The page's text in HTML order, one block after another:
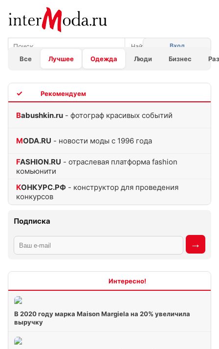
Все Лучшее Одежда Люди Бизнес
Вход
Babushkin.ru - фотограф красивых событий
MODA.RU - новости моды с 1996 года
FASHION.RU - отраслевая платформа fashion
комьюнити
КОНКУРС.РФ - конструктор для проведения
конкурсов
Подписка
В 2020 году марка Maison Margiela на 20% увеличила
выручку